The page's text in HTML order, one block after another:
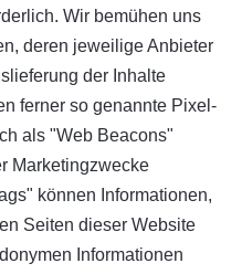
Wir bemühen uns
deren jeweilige Anbieter
der Inhalte
ferner so genannte Pixel-
als "Web Beacons"
Marketingzwecke
können Informationen,
Seiten dieser Website
Informationen